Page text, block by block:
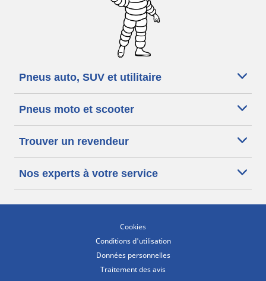
Pneus auto, SUV et utilitaire
Pneus moto et scooter
Trouver un revendeur
Nos experts à votre service
Cookies
Conditions d'utilisation
Données personnelles
Traitement des avis